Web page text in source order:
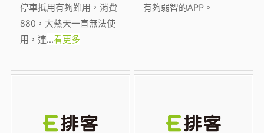
停車抵用有夠難用，消費
880，大熱天一直無法使
用，連...看更多
有夠弱智的APP。